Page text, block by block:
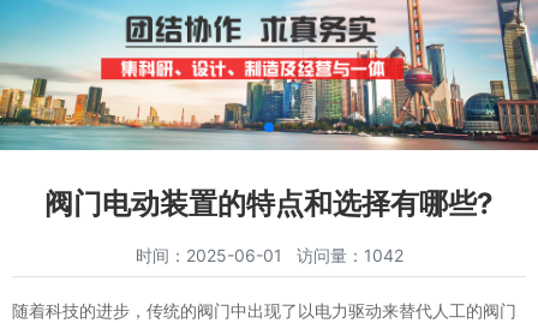
阀门电动装置的特点和选择有哪些?
时间：2025-06-01 访问量：1042
随着科技的进步，传统的阀门中出现了以电力驱动来替代人工的阀门